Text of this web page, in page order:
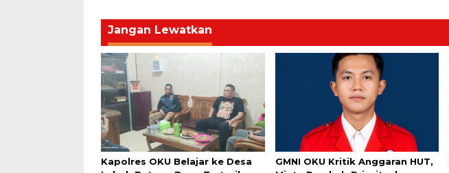
Jangan Lewatkan
Kapolres OKU Belajar ke Desa
GMNI OKU Kritik Anggaran HUT,